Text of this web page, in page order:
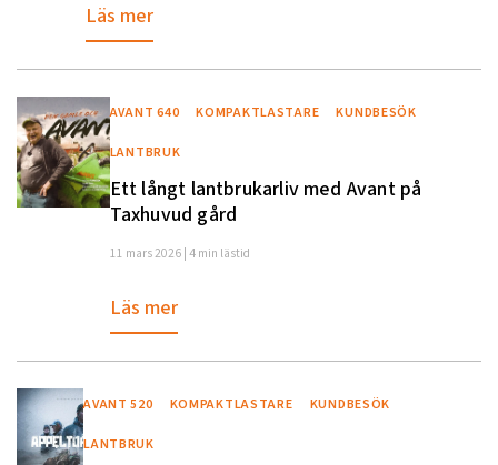
Läs mer
AVANT 640 KOMPAKTLASTARE KUNDBESÖK
LANTBRUK
Ett långt lantbrukarliv med Avant på
Taxhuvud gård
11 mars 2026 | 4 min lästid
Läs mer
AVANT 520 KOMPAKTLASTARE KUNDBESÖK
LANTBRUK